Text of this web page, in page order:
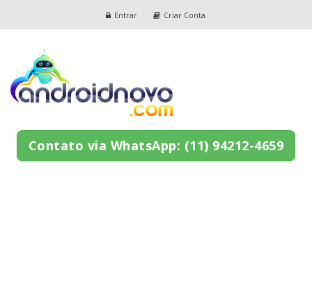
Entrar Criar Conta
Contato via WhatsApp: (11) 94212-4659